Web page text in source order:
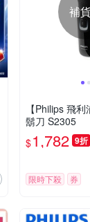
補
【Philips 飛
鬍刀 S2305
$1,782 9折
限時下殺 券